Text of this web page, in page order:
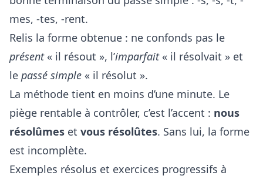
mes, -tes, -rent.
Relis la forme obtenue : ne confonds pas le
présent« il résout », l’imparfait« il résolvait » et
le passé simple « il résolut ».
La méthode tient en moins d’une minute. Le
piège rentable à contrôler, c’est l’accent : nous
résolûmes et vous résolûtes. Sans lui, la forme
est incomplète.
Exemples résolus et exercices progressifs à